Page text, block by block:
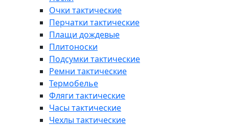
Очки тактические
Перчатки тактические
Плащи дождевые
Плитоноски
Подсумки тактические
Ремни тактические
Термобелье
Фляги тактические
Часы тактические
Чехлы тактические